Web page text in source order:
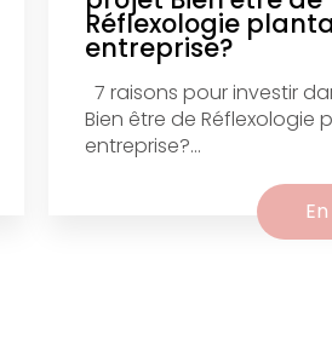
Réflexologie
entreprise?
7 raisons pour investir
Bien être de Réflexologie
entreprise?...